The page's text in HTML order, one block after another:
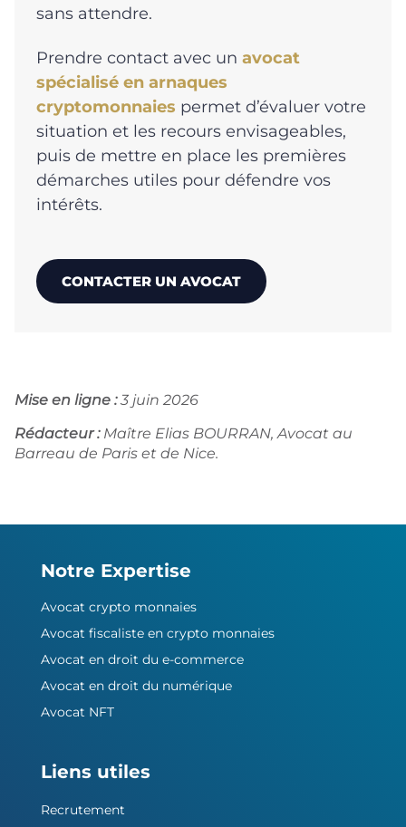
sans attendre.
Prendre contact avec un avocat
spécialisé en arnaques
cryptomonnaies permet d’évaluer votre
situation et les recours envisageables,
puis de mettre en place les premières
démarches utiles pour défendre vos
intérêts.
CONTACTER UN AVOCAT
Mise en ligne :3 juin 2026
Rédacteur :Maître Elias BOURRAN, Avocat au
Barreau de Paris et de Nice.
Notre Expertise
Avocat crypto monnaies
Avocat fiscaliste en crypto monnaies
Avocat en droit du e-commerce
Avocat en droit du numérique
Avocat NFT
Liens utiles
Recrutement